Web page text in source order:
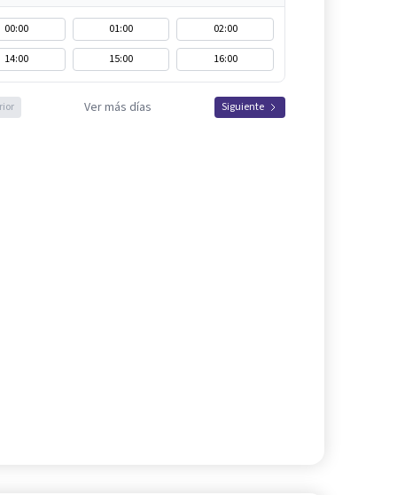
00:00 01:00
02:00
14:00
15:00 16:00
Ver más días Siguiente